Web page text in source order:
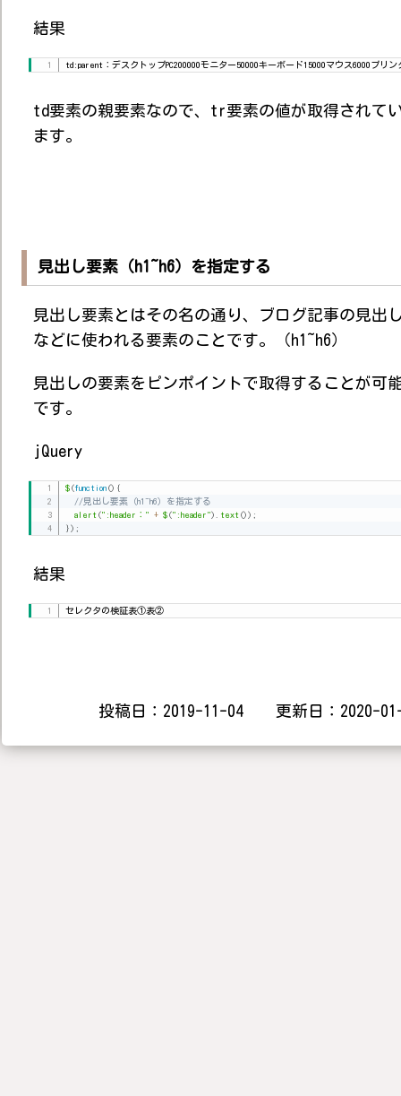
結果
td:parent：デスクトップPC200000モニター50000キーボード15000マウス6000プリン
td要素の親要素なので、tr要素の値が取得されて
ます。
見出し要素（h1~h6）を指定する
見出し要素とはその名の通り、ブログ記事の見出
などに使われる要素のことです。（h1~h6）
見出しの要素をピンポイントで取得することが可
です。
jQuery
$ (function () {
//見出し要素（h1~h6）を指定する
alert (":header：" + $ (":header") text () ) ;
} ) ;
結果
セレクタの検証表①表②
投稿日：2019-11-04 更新日：2020-